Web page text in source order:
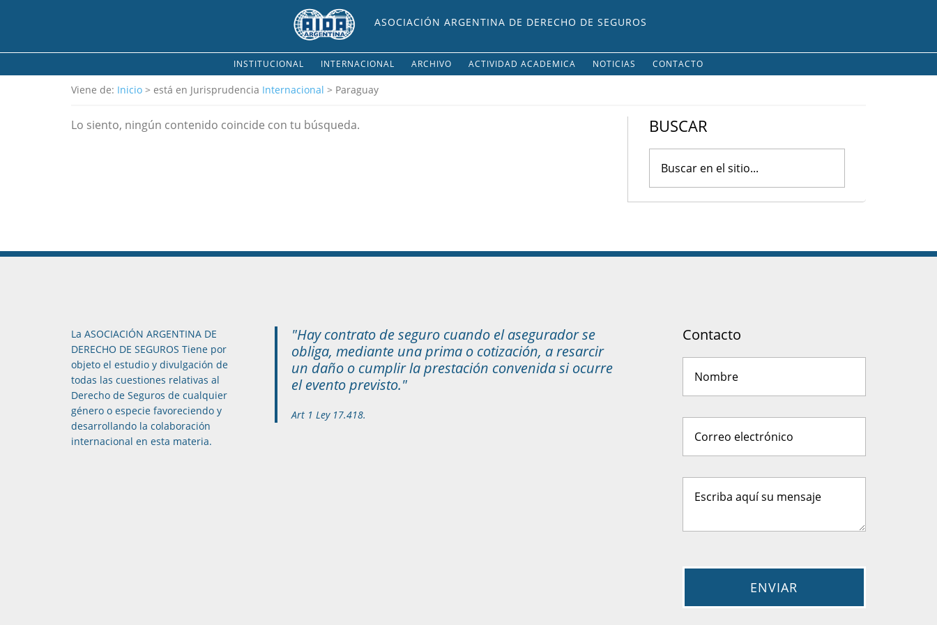
ASOCIACIÓN ARGENTINA DE DERECHO DE SEGUROS
INSTITUCIONAL INTERNACIONAL ARCHIVO ACTIVIDAD ACADEMICA NOTICIAS CONTACTO
Viene de: Inicio > está en Jurisprudencia Internacional > Paraguay
Lo siento, ningún contenido coincide con tu búsqueda. BUSCAR
La ASOCIACIÓN ARGENTINA DE
DERECHO DE SEGUROS Tiene por
objeto el estudio y divulgación de
todas las cuestiones relativas al
Derecho de Seguros de cualquier
género o especie favoreciendo y
desarrollando la colaboración
internacional en esta materia.
"Hay contrato de seguro cuando el asegurador se
obliga, mediante una prima o cotización, a resarcir
un daño o cumplir la prestación convenida si ocurre
el evento previsto."
Art 1 Ley 17.418.
Contacto